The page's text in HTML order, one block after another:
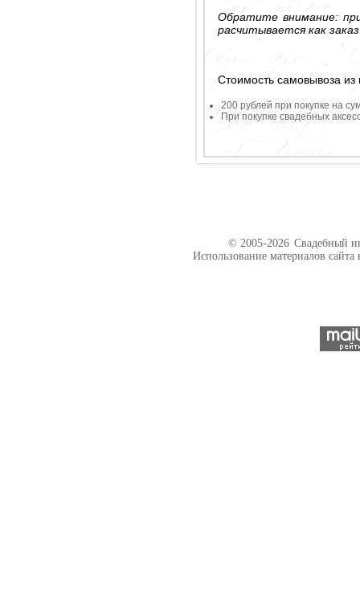
Обратите внимание:
расчитывается как
Стоимость самовывоза из
200 рублей при покупке на
При покупке свадебных
© 2005-2026 Свадебный
Использование материалов